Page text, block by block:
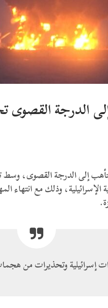
إلى الدرجة
إلى الدرجة القصوى، وسط
وذلك مع انتهاء
إسرائيلية وتحذيرات من